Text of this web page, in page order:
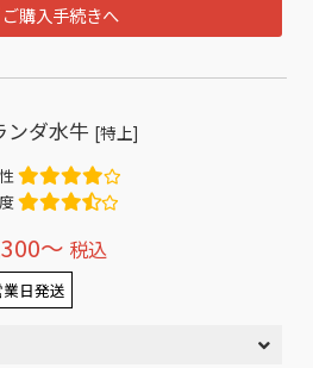
ご購入手続きへ
ンダ水牛 [特上]
〜 税込
日発送